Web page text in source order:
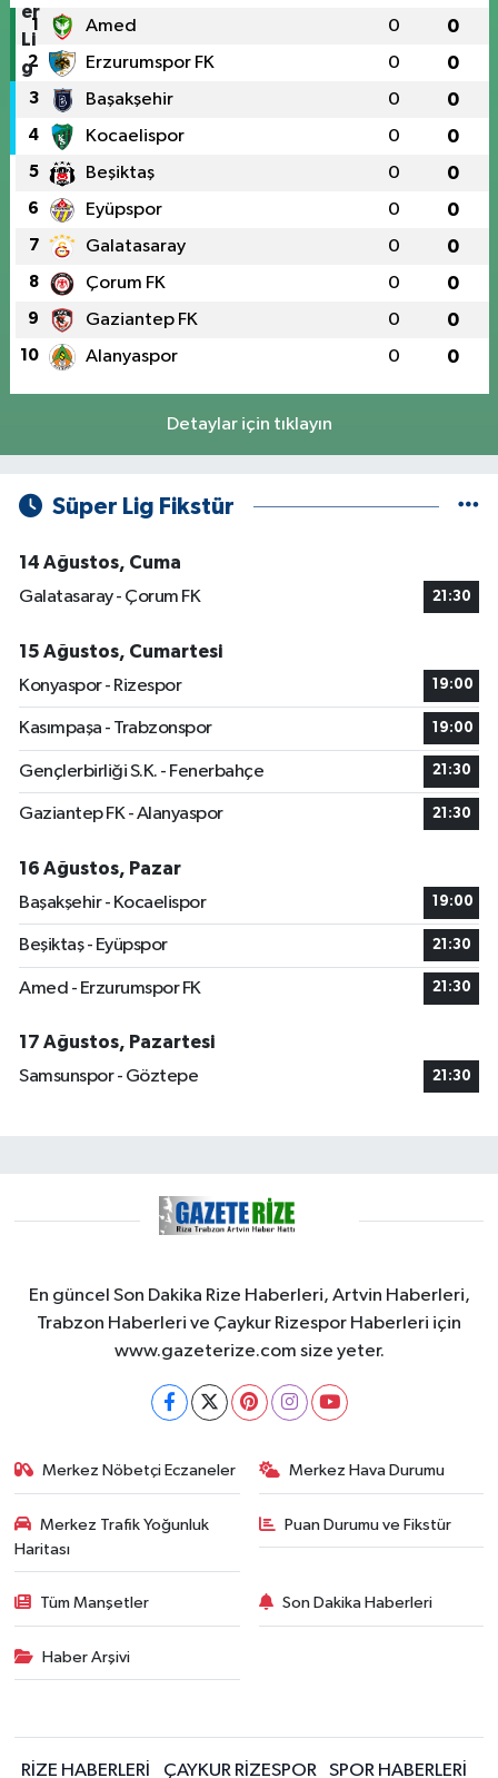
1 Amed 0 0
2 Erzurumspor FK 0 0
3 Başakşehir 0 0
4 Kocaelispor 0 0
5 Beşiktaş 0 0
6 Eyüpspor 0 0
7 Galatasaray 0 0
8 Çorum FK 0 0
9 Gaziantep FK 0 0
10 Alanyaspor 0 0
Detaylar için tıklayın
Süper Lig Fikstür
14 Ağustos, Cuma
Galatasaray - Çorum FK
21:30
15 Ağustos, Cumartesi
Konyaspor - Rizespor
19:00
Kasımpaşa - Trabzonspor 19:00
Gençlerbirliği S.K. - Fenerbahçe 21:30
Gaziantep FK - Alanyaspor 21:30
16 Ağustos, Pazar
Başakşehir - Kocaelispor
19:00
Beşiktaş - Eyüpspor 21:30
Amed - Erzurumspor FK 21:30
17 Ağustos, Pazartesi
Samsunspor - Göztepe
21:30
En güncel Son Dakika Rize Haberleri, Artvin Haberleri,
Trabzon Haberleri ve Çaykur Rizespor Haberleri için
www.gazeterize.com size yeter.
Merkez Nöbetçi Eczaneler Merkez Hava Durumu
Merkez Trafik Yoğunluk
Haritası
Puan Durumu ve Fikstür
Tüm Manşetler Son Dakika Haberleri
Haber Arşivi
RİZE HABERLERİ ÇAYKUR RİZESPOR SPOR HABERLERİ